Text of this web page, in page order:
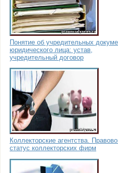
Понятие об учредительных
юридического лица: устав,
учредительный договор
Коллекторские агентства.
статус коллекторских фирм